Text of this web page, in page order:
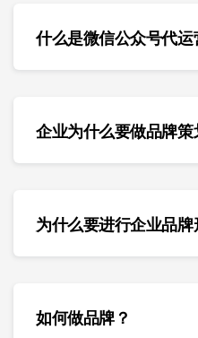
什么是微信公众号代运
企业为什么要做品牌策
为什么要进行企业品牌
如何做品牌？